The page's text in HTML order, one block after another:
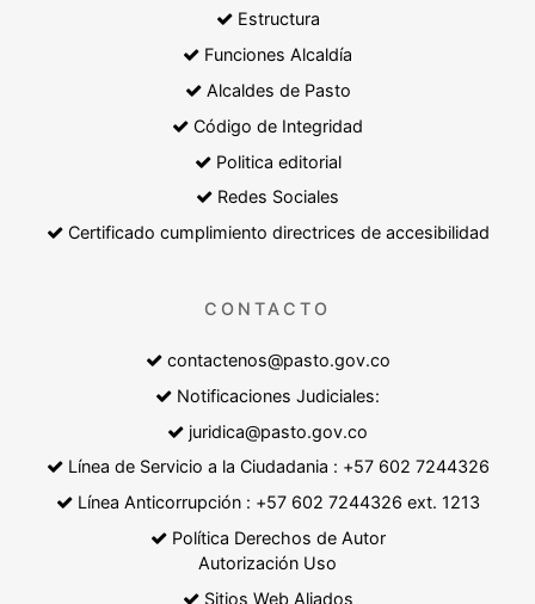
Estructura
Funciones Alcaldía
Alcaldes de Pasto
Código de Integridad
Politica editorial
Redes Sociales
Certificado cumplimiento directrices de accesibilidad
CONTACTO
contactenos@pasto.gov.co
Notificaciones Judiciales:
juridica@pasto.gov.co
Línea de Servicio a la Ciudadania : +57 602 7244326
Línea Anticorrupción : +57 602 7244326 ext. 1213
Política Derechos de Autor
Autorización Uso
Sitios Web Aliados